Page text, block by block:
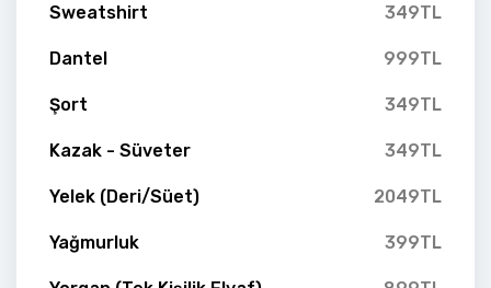
Sweatshirt 349TL
Dantel 999TL
Şort 349TL
Kazak - Süveter 349TL
Yelek (Deri/Süet) 2049TL
Yağmurluk 399TL